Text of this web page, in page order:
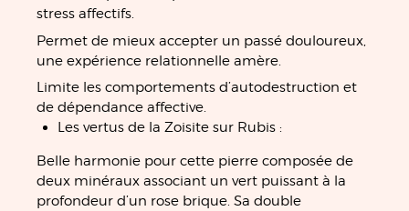
stress affectifs.
Permet de mieux accepter un passé douloureux,
une expérience relationnelle amère.
Limite les comportements d’autodestruction et
de dépendance affective.
Les vertus de la Zoisite sur Rubis :
Belle harmonie pour cette pierre composée de
deux minéraux associant un vert puissant à la
profondeur d’un rose brique. Sa double